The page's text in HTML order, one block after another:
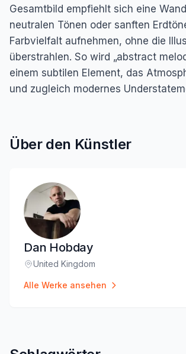
Gesamtbild empfiehlt sich eine
neutralen Tönen oder sanften
Farbvielfalt aufnehmen, ohne die
überstrahlen. So wird „abstract
einem subtilen Element, das
und zugleich modernes
Über den Künstler
Dan Hobday
Standort:
United Kingdom
Alle Werke ansehen